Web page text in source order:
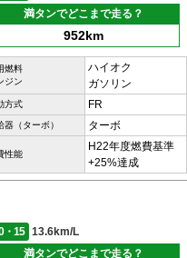
満タンでどこまで走る？
952km
燃料
ジン
ハイオク
ガソリン
方式 FR
器（ターボ） ターボ
性能
H22年度燃費基準
+25%達成
・15
13.6km/L
満タンでどこまで走る？